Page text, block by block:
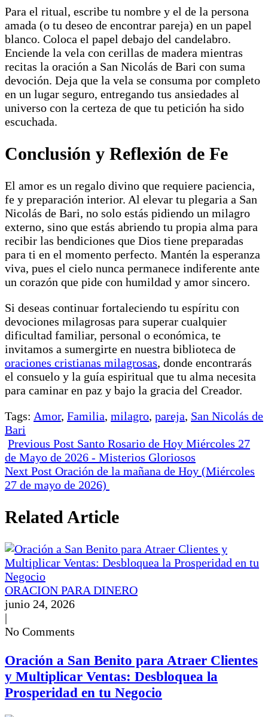
Para el ritual, escribe tu nombre y el de la persona
amada (o tu deseo de encontrar pareja) en un papel
blanco. Coloca el papel debajo del candelabro.
Enciende la vela con cerillas de madera mientras
recitas la oración a San Nicolás de Bari con suma
devoción. Deja que la vela se consuma por completo
en un lugar seguro, entregando tus ansiedades al
universo con la certeza de que tu petición ha sido
escuchada.
Conclusión y Reflexión de Fe
El amor es un regalo divino que requiere paciencia,
fe y preparación interior. Al elevar tu plegaria a San
Nicolás de Bari, no solo estás pidiendo un milagro
externo, sino que estás abriendo tu propia alma para
recibir las bendiciones que Dios tiene preparadas
para ti en el momento perfecto. Mantén la esperanza
viva, pues el cielo nunca permanece indiferente ante
un corazón que pide con humildad y amor sincero.
Si deseas continuar fortaleciendo tu espíritu con
devociones milagrosas para superar cualquier
dificultad familiar, personal o económica, te
invitamos a sumergirte en nuestra biblioteca de
oraciones cristianas milagrosas, donde encontrarás
el consuelo y la guía espiritual que tu alma necesita
para caminar en paz y bajo la gracia del Creador.
Tags: Amor, Familia, milagro, pareja, San Nicolás de
Bari
Previous Post Santo Rosario de Hoy Miércoles 27
de Mayo de 2026 - Misterios Gloriosos
Next Post Oración de la mañana de Hoy (Miércoles
27 de mayo de 2026)
Related Article
ORACION PARA DINERO
junio 24, 2026
|
No Comments
Oración a San Benito para Atraer Clientes
y Multiplicar Ventas: Desbloquea la
Prosperidad en tu Negocio